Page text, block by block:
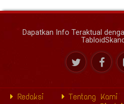
Dapatkan Info Teraktual
Redaksi Tentang Kami